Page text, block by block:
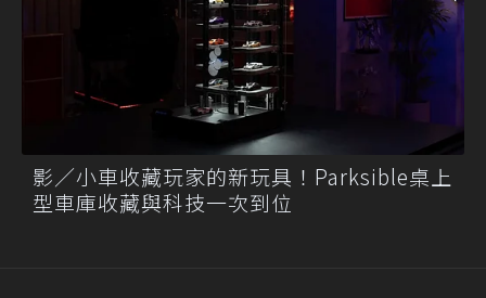
影／小車收藏玩家的新玩具！Parksible桌上
型車庫收藏與科技一次到位